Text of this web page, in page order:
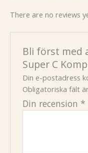
There are no reviews
Bli först med
Super C
Din e-postadress
Obligatoriska fält
Din recension *